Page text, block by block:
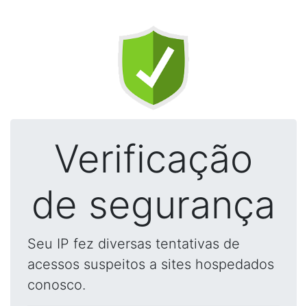
Verificação
de segurança
Seu IP fez diversas tentativas de
acessos suspeitos a sites hospedados
conosco.